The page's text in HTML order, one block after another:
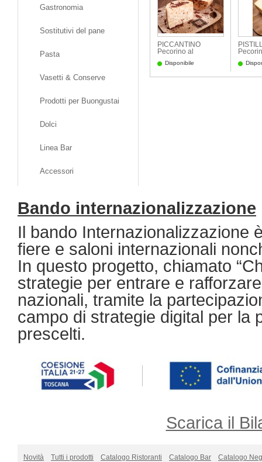
Gastronomia
Sostitutivi del pane
Pasta
Vasetti & Conserve
Prodotti per Buongustai
Dolci
Linea Bar
Accessori
PICCANTINO
Pecorino al
Disponibile
Bando internazionalizzazione
Il bando Internazionalizzazione
fiere e saloni internazionali
In questo progetto, chiamato
strategie per entrare e
nazionali, tramite la
campo di strategie digital per la
prescelti.
Scarica il
Novità Tutti i prodotti Catalogo Ristoranti Catalogo Bar Catalogo